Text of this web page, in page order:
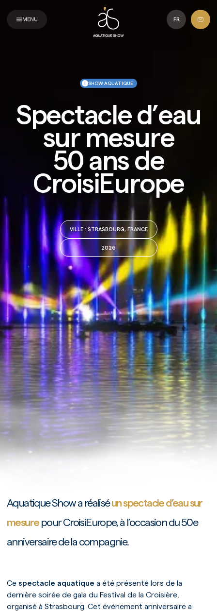
MENU FR
SHOW AQUATIQUE
Spectacle d’eau
sur mesure
50 ans de
CroisiEurope
VILLE: STRASBOURG, FRANCE
2026
Aquatique Show a réaliséun spectacle d’eau sur
mesurepour CroisiEurope, à l’occasion du 50e
anniversaire de la compagnie.
Ce spectacle aquatique a été présenté lors de la
dernière soirée de gala du Festival de la Croisière,
organisé à Strasbourg. Cet événement anniversaire a